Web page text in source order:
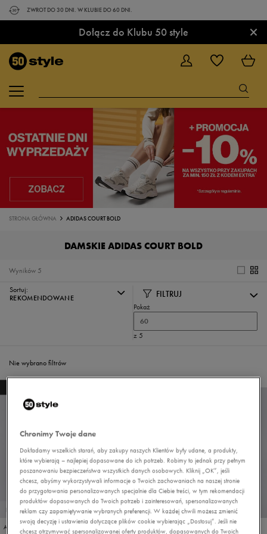
ZWROT DO 30 DNI. W KLUBIE DO 60 DNI.
Dołącz do Klubu 50 style ×
STRONA GŁÓWNA ADIDAS COURT BOLD
DAMSKIE ADIDAS COURT BOLD
5
Wyników
Sortuj:
REKOMENDOWANE
FILTRUJ
Pokaż
60
z 5
Nie wybrano filtrów
PROMO: DO -30%
ADIDAS VL COURT BOLD J ADIDAS VL COURT BOLD J
Chronimy Twoje dane
Dokładamy wszelkich starań, aby zakupy naszych Klientów były udane, a produkty,
które wybierają – najlepiej dopasowane do ich potrzeb. Robimy to jednak przy pełnym
poszanowaniu bezpieczeństwa wszystkich danych osobowych. Kliknij „OK”, jeśli
chcesz, abyśmy wykorzystywali informacje o Twoich zachowaniach na naszej stronie
do przygotowania personalizowanych specjalnie dla Ciebie treści, w tym rekomendacji
produktów dopasowanych do Twoich potrzeb i zainteresowań, spersonalizowanych
reklam czy zapamiętywanie wybranych preferencji. W każdej chwili możesz zmienić
swoją decyzję i ustawienia dotyczące plików cookie wybierając „Dostosuj”. Jeśli nie
chcesz otrzymywać spersonalizowanej oferty produktów, dopasowanych do Twoich